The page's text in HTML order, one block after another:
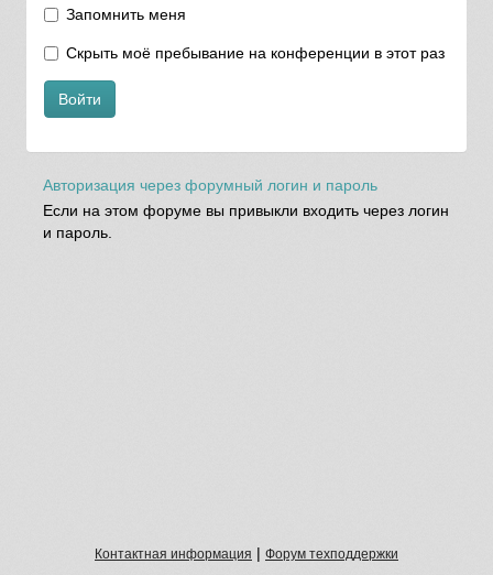
Запомнить меня
Скрыть моё пребывание на конференции в этот раз
Войти
Авторизация через форумный логин и пароль
Если на этом форуме вы привыкли входить через логин
и пароль.
Контактная информация | Форум техподдержки